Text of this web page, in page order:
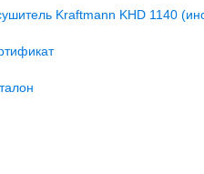
Kraftmann KHD 1140